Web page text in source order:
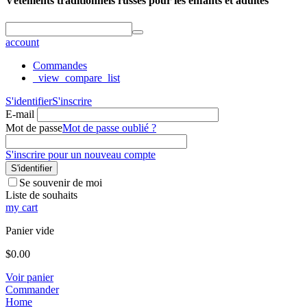
account
Commandes
_view_compare_list
S'identifierS'inscrire
E-mail
Mot de passeMot de passe oublié ?
S'inscrire pour un nouveau compte
S'identifier
Se souvenir de moi
Liste de souhaits
my cart
Panier vide
$0.00
Voir panier
Commander
Home